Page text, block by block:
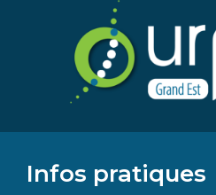
Infos pratiques